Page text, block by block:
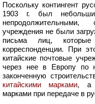
Поскольку контингент
1903 г. был
учреждения не были
письма лиц,
корреспонденции. При
китайские почтовые
через нее в Европу по
законченную
китайскими марками, а
марками при передаче в